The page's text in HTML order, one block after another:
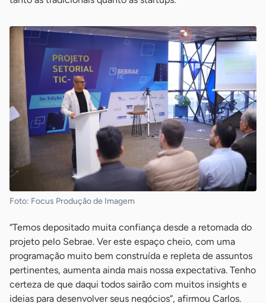
Foto: Focus Produção de Imagem
“Temos depositado muita confiança desde a retomada do
projeto pelo Sebrae. Ver este espaço cheio, com uma
programação muito bem construída e repleta de assuntos
pertinentes, aumenta ainda mais nossa expectativa. Tenho
certeza de que daqui todos sairão com muitos insights e
ideias para desenvolver seus negócios”, afirmou Carlos.